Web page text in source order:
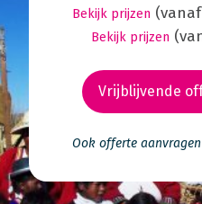
Bekijk prijzen
Bekijk prijzen
Vrijblijvende
Ook offerte